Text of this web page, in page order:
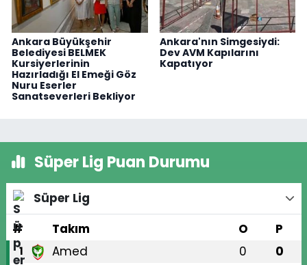
Ankara Büyükşehir
Belediyesi BELMEK
Kursiyerlerinin
Hazırladığı El Emeği Göz
Nuru Eserler
Sanatseverleri Bekliyor
Ankara'nın Simgesiydi:
Dev AVM Kapılarını
Kapatıyor
Süper Lig Puan Durumu
Süper Lig
#
Takım O P
1 Amed 0 0